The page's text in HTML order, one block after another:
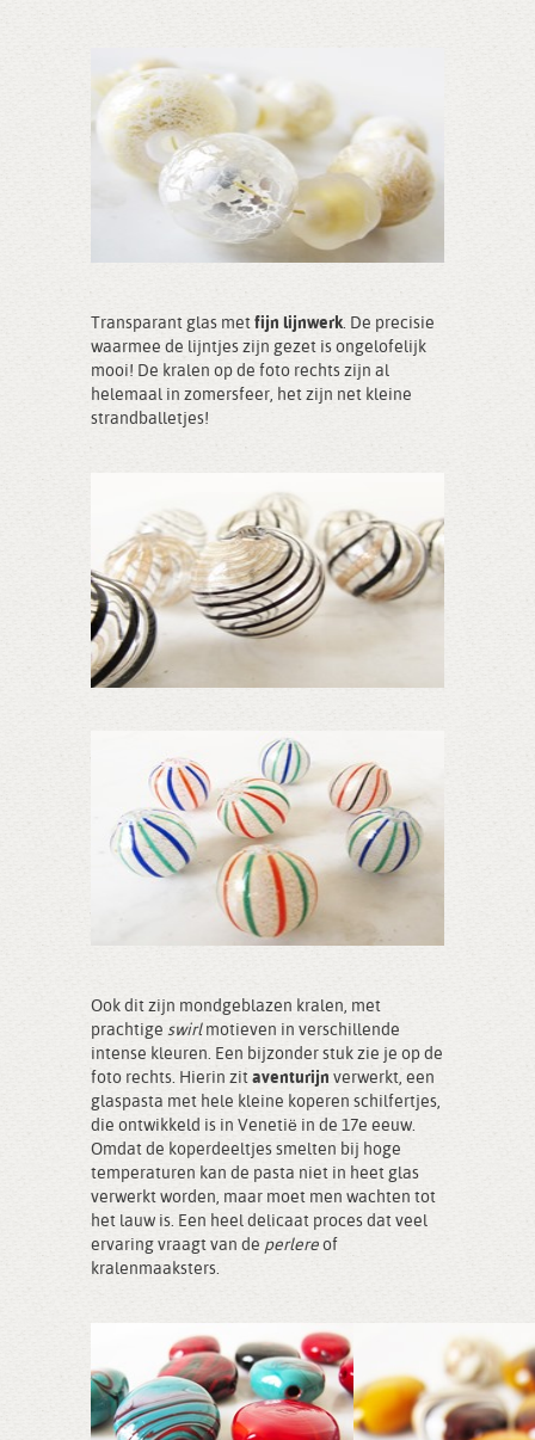
Transparant glas met fijn lijnwerk. De precisie
waarmee de lijntjes zijn gezet is ongelofelijk
mooi! De kralen op de foto rechts zijn al
helemaal in zomersfeer, het zijn net kleine
strandballetjes!
Ook dit zijn mondgeblazen kralen, met
prachtige swirlmotieven in verschillende
intense kleuren. Een bijzonder stuk zie je op de
foto rechts. Hierin zit aventurijn verwerkt, een
glaspasta met hele kleine koperen schilfertjes,
die ontwikkeld is in Venetië in de 17e eeuw.
Omdat de koperdeeltjes smelten bij hoge
temperaturen kan de pasta niet in heet glas
verwerkt worden, maar moet men wachten tot
het lauw is. Een heel delicaat proces dat veel
ervaring vraagt van de perlere of
kralenmaaksters.